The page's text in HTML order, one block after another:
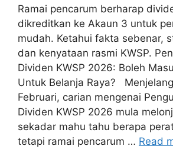
Ramai pencarum berharap
dikreditkan ke Akaun 3 untuk
mudah. Ketahui fakta sebenar,
dan kenyataan rasmi KWSP.
Dividen KWSP 2026: Boleh
Untuk Belanja Raya?
Februari, carian mengenai
Dividen KWSP 2026 mula
sekadar mahu tahu berapa
tetapi ramai pencarum … Read